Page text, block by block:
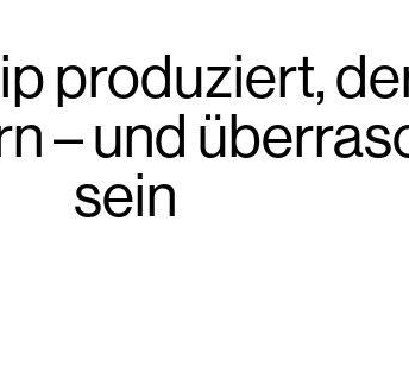
produziert,
– und
sein